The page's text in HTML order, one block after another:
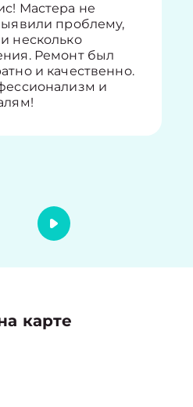
Мастера не
проблему,
несколько
Ремонт был
и качественно.
и
карте